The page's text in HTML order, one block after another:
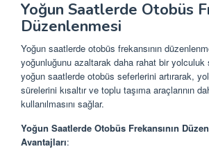
Yoğun Saatlerde Otobüs
Düzenlenmesi
Yoğun saatlerde otobüs frekansının
yoğunluğunu azaltarak daha rahat bir yolculuk
yoğun saatlerde otobüs seferlerini artırarak,
sürelerini kısaltır ve toplu taşıma araçlarının
kullanılmasını sağlar.
Yoğun Saatlerde Otobüs Frekansının
Avantajları: